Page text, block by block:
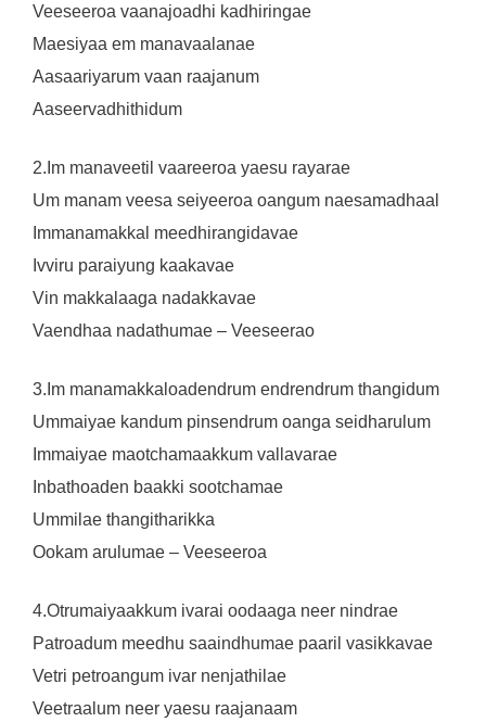
Veeseeroa vaanajoadhi kadhiringae
Maesiyaa em manavaalanae
Aasaariyarum vaan raajanum
Aaseervadhithidum
2.Im manaveetil vaareeroa yaesu rayarae
Um manam veesa seiyeeroa oangum naesamadhaal
Immanamakkal meedhirangidavae
Ivviru paraiyung kaakavae
Vin makkalaaga nadakkavae
Vaendhaa nadathumae – Veeseerao
3.Im manamakkaloadendrum endrendrum thangidum
Ummaiyae kandum pinsendrum oanga seidharulum
Immaiyae maotchamaakkum vallavarae
Inbathoaden baakki sootchamae
Ummilae thangitharikka
Ookam arulumae – Veeseeroa
4.Otrumaiyaakkum ivarai oodaaga neer nindrae
Patroadum meedhu saaindhumae paaril vasikkavae
Vetri petroangum ivar nenjathilae
Veetraalum neer yaesu raajanaam